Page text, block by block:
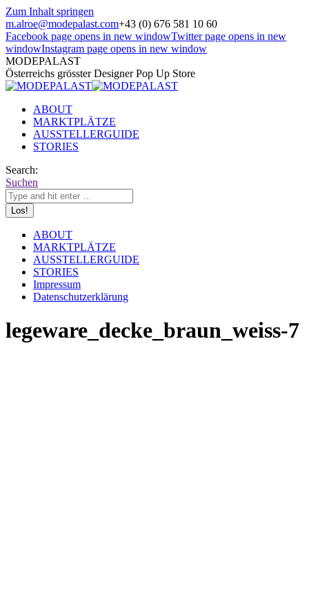
Zum Inhalt springen
m.alroe@modepalast.com+43 (0) 676 581 10 60
Facebook page opens in new windowTwitter page opens in new
windowInstagram page opens in new window
MODEPALAST
Österreichs grösster Designer Pop Up Store
ABOUT
MARKTPLÄTZE
AUSSTELLERGUIDE
STORIES
Search:
Suchen
ABOUT
MARKTPLÄTZE
AUSSTELLERGUIDE
STORIES
Impressum
Datenschutzerklärung
legeware_decke_braun_weiss-7